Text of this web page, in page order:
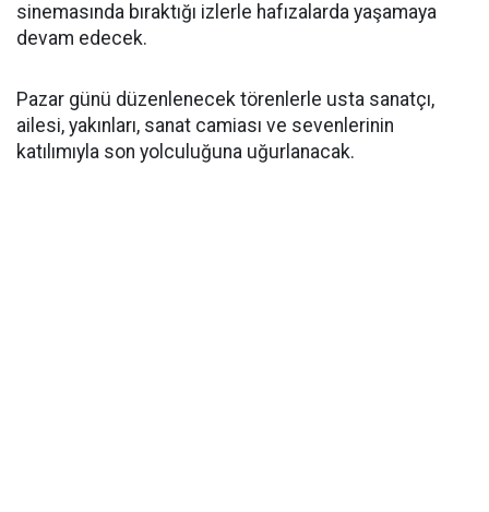
sinemasında bıraktığı izlerle hafızalarda yaşamaya
devam edecek.
Pazar günü düzenlenecek törenlerle usta sanatçı,
ailesi, yakınları, sanat camiası ve sevenlerinin
katılımıyla son yolculuğuna uğurlanacak.